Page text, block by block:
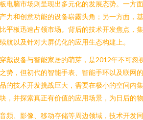
电脑市场则呈现出多元化的发展态势。一方
力和创意功能的设备崭露头角；另一方面，
平板迅速占领市场。背后的技术开发焦点，
航以及针对大屏优化的应用生态构建上。
戴设备与智能家居的萌芽，是2012年不可忽
势，但初代的智能手表、智能手环以及联网
的技术开发挑战巨大，需要在极小的空间内
，并探索真正有价值的应用场景，为日后的
频、影像、移动存储等周边领域，技术开发